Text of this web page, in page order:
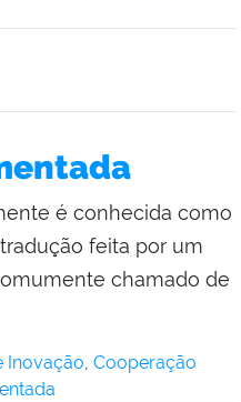
é conhecida como
feita por um
chamado de
Inovação, Cooperação